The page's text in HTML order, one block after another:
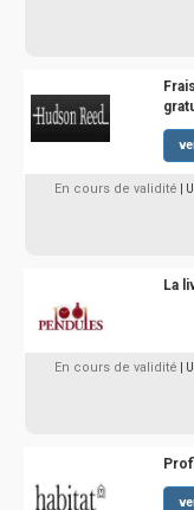
En cours de validité |
La
En cours de validité |